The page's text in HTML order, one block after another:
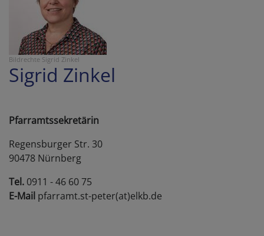
Bildrechte Sigrid Zinkel
Sigrid Zinkel
Pfarramtssekretärin
Regensburger Str. 30
90478 Nürnberg
Tel. 0911 - 46 60 75
E-Mail pfarramt.st-peter(at)elkb.de